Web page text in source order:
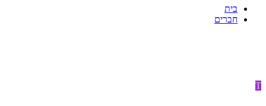
בית
חברים
T